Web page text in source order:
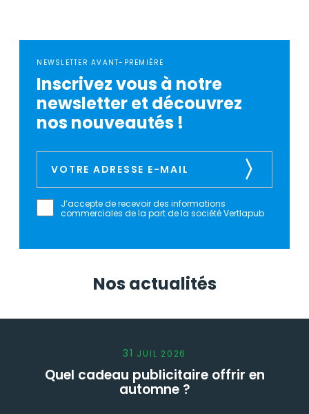
NEWSLETTER AVANT-PREMIÈRE
Inscrivez vous à notre
newsletter et découvrez
nos nouveautés !
J’accepte de recevoir des informations
commerciales de la part de la société Vertlapub
Nos actualités
31 JUIL 2026
Quel cadeau publicitaire offrir en
automne ?